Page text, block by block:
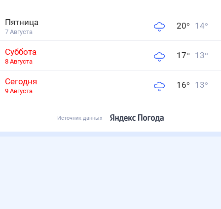
Пятница
7 Августа
20° 14°
Суббота
8 Августа
17° 13°
Сегодня
9 Августа
16° 13°
Источник данных